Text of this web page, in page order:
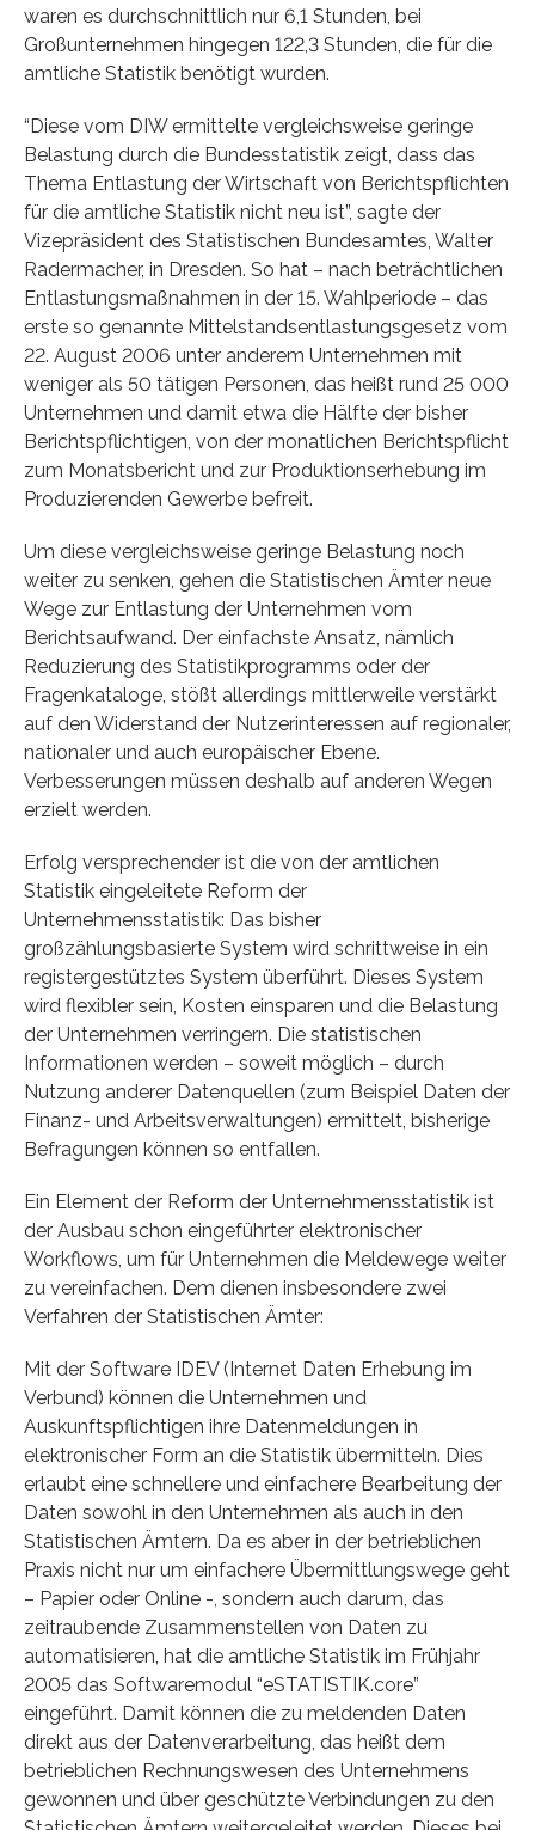
waren es durchschnittlich nur 6,1 Stunden, bei
Großunternehmen hingegen 122,3 Stunden, die für die
amtliche Statistik benötigt wurden.
“Diese vom DIW ermittelte vergleichsweise geringe
Belastung durch die Bundesstatistik zeigt, dass das
Thema Entlastung der Wirtschaft von Berichtspflichten
für die amtliche Statistik nicht neu ist”, sagte der
Vizepräsident des Statistischen Bundesamtes, Walter
Radermacher, in Dresden. So hat – nach beträchtlichen
Entlastungsmaßnahmen in der 15. Wahlperiode – das
erste so genannte Mittelstandsentlastungsgesetz vom
22. August 2006 unter anderem Unternehmen mit
weniger als 50 tätigen Personen, das heißt rund 25 000
Unternehmen und damit etwa die Hälfte der bisher
Berichtspflichtigen, von der monatlichen Berichtspflicht
zum Monatsbericht und zur Produktionserhebung im
Produzierenden Gewerbe befreit.
Um diese vergleichsweise geringe Belastung noch
weiter zu senken, gehen die Statistischen Ämter neue
Wege zur Entlastung der Unternehmen vom
Berichtsaufwand. Der einfachste Ansatz, nämlich
Reduzierung des Statistikprogramms oder der
Fragenkataloge, stößt allerdings mittlerweile verstärkt
auf den Widerstand der Nutzerinteressen auf regionaler,
nationaler und auch europäischer Ebene.
Verbesserungen müssen deshalb auf anderen Wegen
erzielt werden.
Erfolg versprechender ist die von der amtlichen
Statistik eingeleitete Reform der
Unternehmensstatistik: Das bisher
großzählungsbasierte System wird schrittweise in ein
registergestütztes System überführt. Dieses System
wird flexibler sein, Kosten einsparen und die Belastung
der Unternehmen verringern. Die statistischen
Informationen werden – soweit möglich – durch
Nutzung anderer Datenquellen (zum Beispiel Daten der
Finanz- und Arbeitsverwaltungen) ermittelt, bisherige
Befragungen können so entfallen.
Ein Element der Reform der Unternehmensstatistik ist
der Ausbau schon eingeführter elektronischer
Workflows, um für Unternehmen die Meldewege weiter
zu vereinfachen. Dem dienen insbesondere zwei
Verfahren der Statistischen Ämter:
Mit der Software IDEV (Internet Daten Erhebung im
Verbund) können die Unternehmen und
Auskunftspflichtigen ihre Datenmeldungen in
elektronischer Form an die Statistik übermitteln. Dies
erlaubt eine schnellere und einfachere Bearbeitung der
Daten sowohl in den Unternehmen als auch in den
Statistischen Ämtern. Da es aber in der betrieblichen
Praxis nicht nur um einfachere Übermittlungswege geht
– Papier oder Online -, sondern auch darum, das
zeitraubende Zusammenstellen von Daten zu
automatisieren, hat die amtliche Statistik im Frühjahr
2005 das Softwaremodul “eSTATISTIK.core”
eingeführt. Damit können die zu meldenden Daten
direkt aus der Datenverarbeitung, das heißt dem
betrieblichen Rechnungswesen des Unternehmens
gewonnen und über geschützte Verbindungen zu den